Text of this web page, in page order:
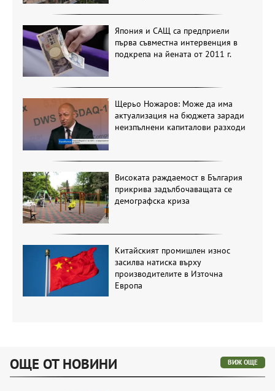
Япония и САЩ са предприели
първа съвместна интервенция в
подкрепа на йената от 2011 г.
Щерьо Ножаров: Може да има
актуализация на бюджета заради
неизпълнени капиталови разходи
Високата раждаемост в България
прикрива задълбочаващата се
демографска криза
Китайският промишлен износ
засилва натиска върху
производителите в Източна
Европа
ОЩЕ ОТ НОВИНИ ВИЖ ОЩЕ